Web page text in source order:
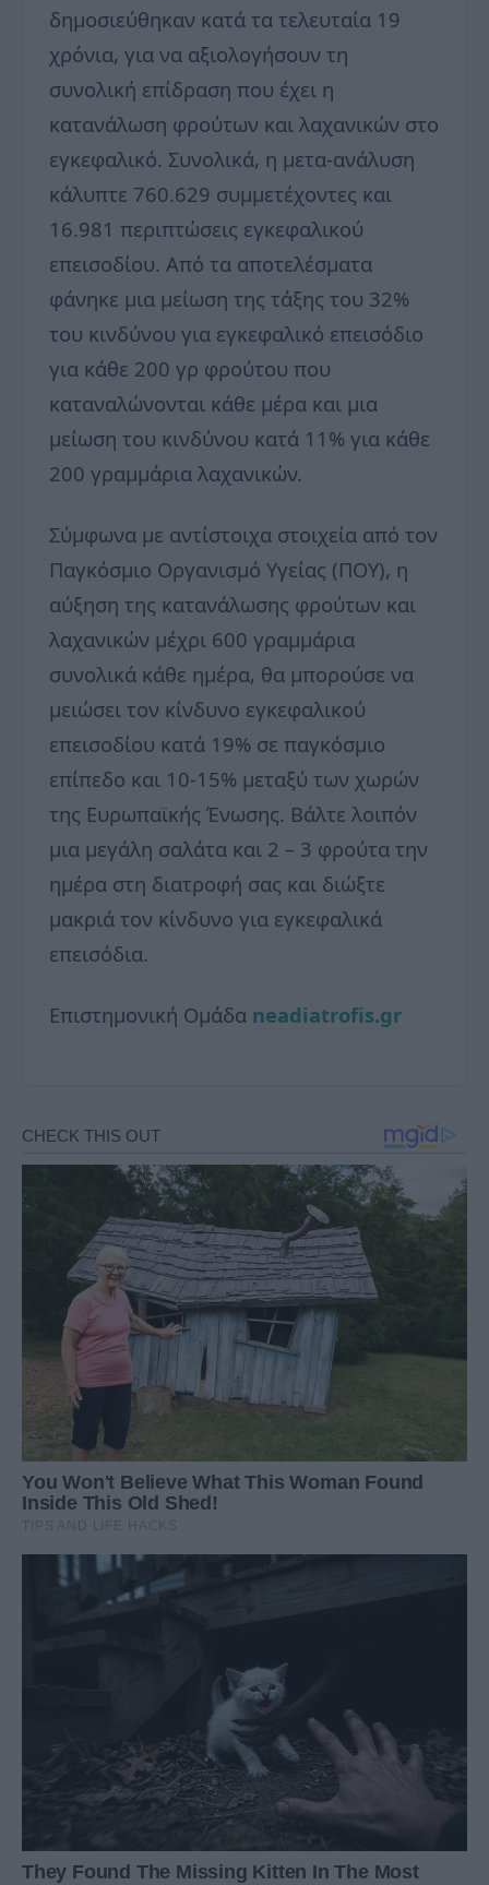
δημοσιεύθηκαν κατά τα τελευταία 19
χρόνια, για να αξιολογήσουν τη
συνολική επίδραση που έχει η
κατανάλωση φρούτων και λαχανικών στο
εγκεφαλικό. Συνολικά, η μετα-ανάλυση
κάλυπτε 760.629 συμμετέχοντες και
16.981 περιπτώσεις εγκεφαλικού
επεισοδίου. Από τα αποτελέσματα
φάνηκε μια μείωση της τάξης του 32%
του κινδύνου για εγκεφαλικό επεισόδιο
για κάθε 200 γρ φρούτου που
καταναλώνονται κάθε μέρα και μια
μείωση του κινδύνου κατά 11% για κάθε
200 γραμμάρια λαχανικών.
Σύμφωνα με αντίστοιχα στοιχεία από τον
Παγκόσμιο Οργανισμό Υγείας (ΠΟΥ), η
αύξηση της κατανάλωσης φρούτων και
λαχανικών μέχρι 600 γραμμάρια
συνολικά κάθε ημέρα, θα μπορούσε να
μειώσει τον κίνδυνο εγκεφαλικού
επεισοδίου κατά 19% σε παγκόσμιο
επίπεδο και 10-15% μεταξύ των χωρών
της Ευρωπαϊκής Ένωσης. Βάλτε λοιπόν
μια μεγάλη σαλάτα και 2 – 3 φρούτα την
ημέρα στη διατροφή σας και διώξτε
μακριά τον κίνδυνο για εγκεφαλικά
επεισόδια.
Επιστημονική Ομάδα neadiatrofis.gr